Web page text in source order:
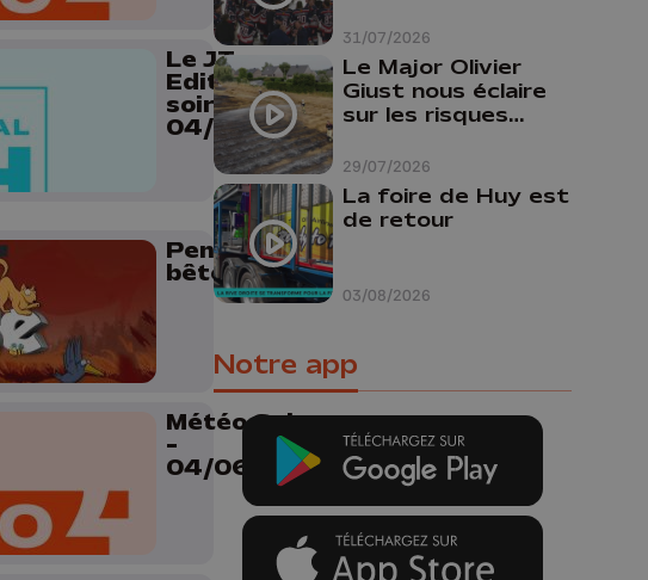
Le JT
Edition du
soir -
04/06/2026
Pense
bêtes
Météo Soir
-
04/06/2026
31/07/2026
29/07/2026
Le Major Olivier
Giust nous éclaire
sur les risques
Belgique : "Un
incendie comme en
Gironde ne pourrait
pas avoir lieu chez
03/08/2026
La foire de Huy est
de retour
Notre app